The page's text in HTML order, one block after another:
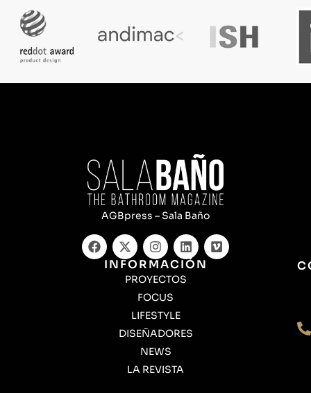
AGBpress – Sala Baño
INFORMACIÓN
PROYECTOS
FOCUS
LIFESTYLE
DISEÑADORES
NEWS
LA REVISTA